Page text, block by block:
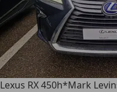
Lexus RX 450h*Mark